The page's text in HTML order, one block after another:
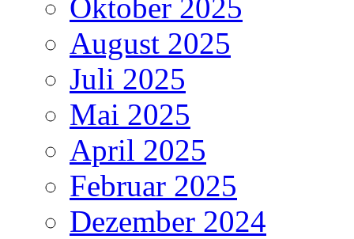
Oktober 2025
August 2025
Juli 2025
Mai 2025
April 2025
Februar 2025
Dezember 2024